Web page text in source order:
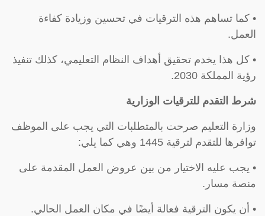
• كما تساهم هذه الترقيات في تحسين وزيادة كفاءة
العمل.
• كل هذا يخدم تحقيق أهداف النظام التعليمي، كذلك تنفيذ
رؤية المملكة 2030.
شرط التقدم للترقيات الوزارية
وزارة التعليم صرحت بالمتطلبات التي يجب على الموظف
توافرها للتقدم لترقية 1445 وهي كما يلي:
• يجب عليه الاختيار من بين عروض العمل المقدمة على
منصة مسار.
• أن يكون الترقية فعالة أيضًا في مكان العمل الحالي.